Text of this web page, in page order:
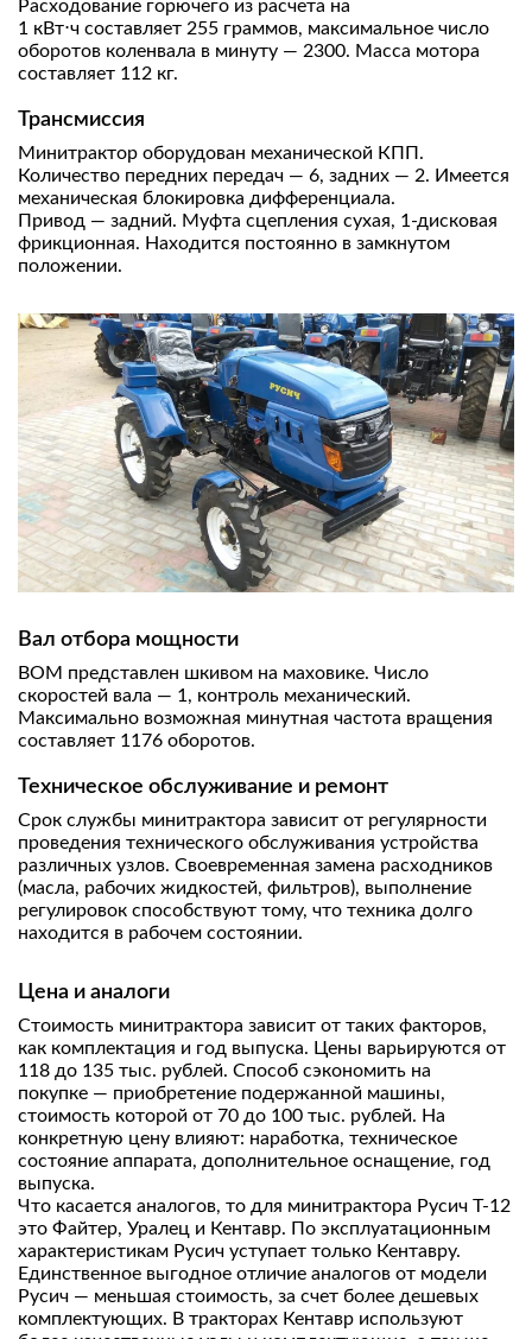
Расходование горючего из расчета на
1 кВт⋅ч составляет 255 граммов, максимальное число
оборотов коленвала в минуту — 2300. Масса мотора
составляет 112 кг.
Трансмиссия
Минитрактор оборудован механической КПП.
Количество передних передач — 6, задних — 2. Имеется
механическая блокировка дифференциала.
Привод — задний. Муфта сцепления сухая, 1-дисковая
фрикционная. Находится постоянно в замкнутом
положении.
Вал отбора мощности
ВОМ представлен шкивом на маховике. Число
скоростей вала — 1, контроль механический.
Максимально возможная минутная частота вращения
составляет 1176 оборотов.
Техническое обслуживание и ремонт
Срок службы минитрактора зависит от регулярности
проведения технического обслуживания устройства
различных узлов. Своевременная замена расходников
(масла, рабочих жидкостей, фильтров), выполнение
регулировок способствуют тому, что техника долго
находится в рабочем состоянии.
Цена и аналоги
Стоимость минитрактора зависит от таких факторов,
как комплектация и год выпуска. Цены варьируются от
118 до 135 тыс. рублей. Способ сэкономить на
покупке — приобретение подержанной машины,
стоимость которой от 70 до 100 тыс. рублей. На
конкретную цену влияют: наработка, техническое
состояние аппарата, дополнительное оснащение, год
выпуска.
Что касается аналогов, то для минитрактора Русич Т-12
это Файтер, Уралец и Кентавр. По эксплуатационным
характеристикам Русич уступает только Кентавру.
Единственное выгодное отличие аналогов от модели
Русич — меньшая стоимость, за счет более дешевых
комплектующих. В тракторах Кентавр используют